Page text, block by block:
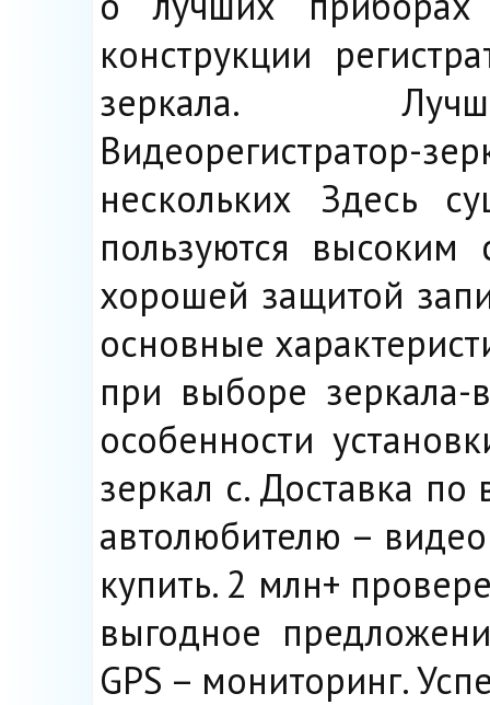
конструкции
зеркала.
Видеорегистратор-
нескольких Здесь
пользуются
хорошей защитой
основные
при выборе зеркала-
особенности
зеркал с. Доставка по
автолюбителю –
купить. 2 млн+
выгодное
GPS – мониторинг.